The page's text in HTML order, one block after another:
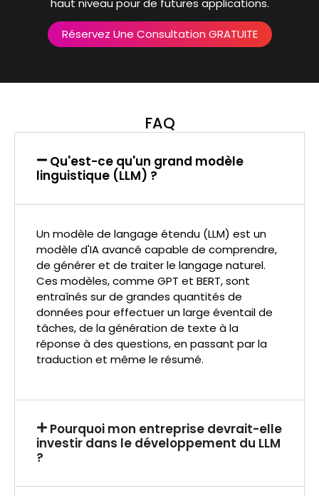
haut niveau pour de futures applications.
Réservez Une Consultation GRATUITE
FAQ
Qu'est-ce qu'un grand modèle
linguistique (LLM) ?
Un modèle de langage étendu (LLM) est un
modèle d'IA avancé capable de comprendre,
de générer et de traiter le langage naturel.
Ces modèles, comme GPT et BERT, sont
entraînés sur de grandes quantités de
données pour effectuer un large éventail de
tâches, de la génération de texte à la
réponse à des questions, en passant par la
traduction et même le résumé.
Pourquoi mon entreprise devrait-elle
investir dans le développement du LLM
?